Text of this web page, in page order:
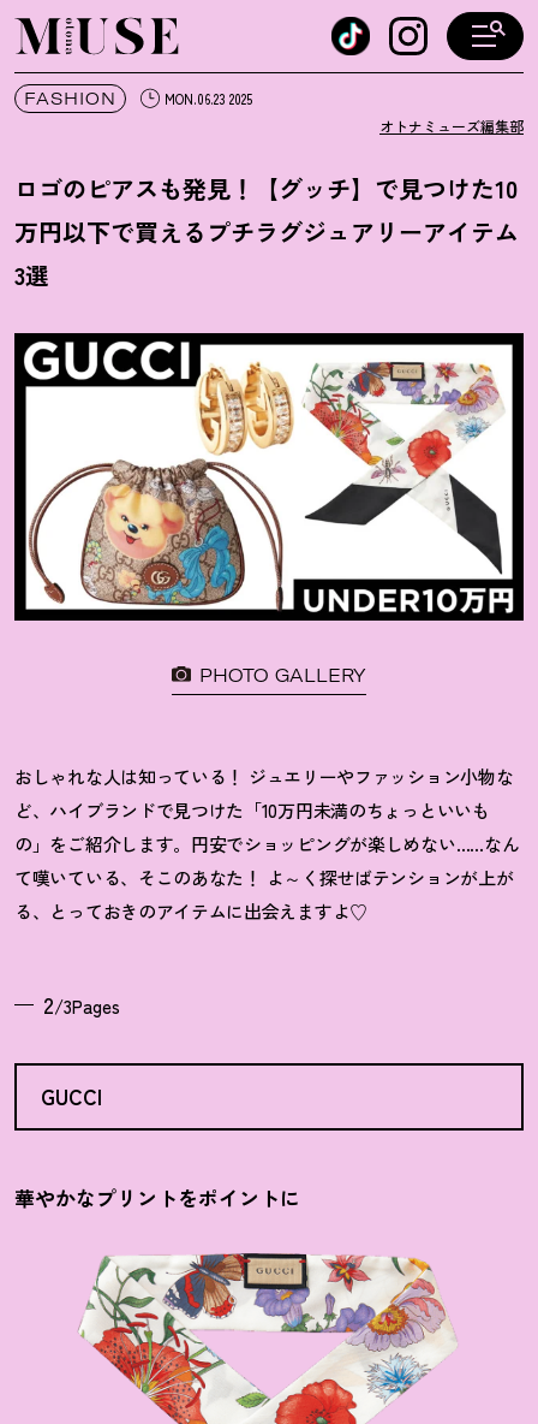
オトナミューズ ウェブ
FASHION MON.06.23 2025
オトナミューズ編集部
ロゴのピアスも発見 ！
【グッチ】で見つけた10
万円以下で買えるプチラグジュアリーアイテム
3選
PHOTO GALLERY
おしゃれな人は知っている ！ ジュエリーやファッション小物な
ど、ハイブランドで見つけた「10万円未満のちょっといいも
の」をご紹介します。円安でショッピングが楽しめない……なん
て嘆いている、そこのあなた ！
よ～く探せばテンションが上が
る、とっておきのアイテムに出会えますよ♡
2/3Pages
GUCCI
華やかなプリントをポイントに